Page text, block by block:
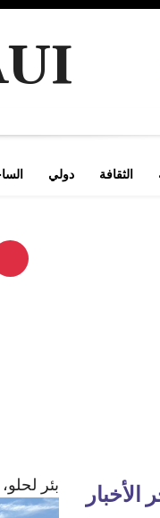
الثقافة دولي
بئر لحلو، 5 نوفمبر 2021 (ECSAHARAUI) الأخبار